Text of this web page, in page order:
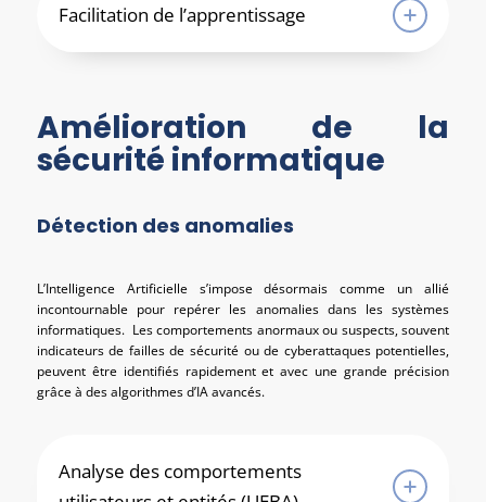
Facilitation de l’apprentissage
Amélioration de la
sécurité informatique
Détection des anomalies
L’Intelligence Artificielle s’impose désormais comme un allié
incontournable pour repérer les anomalies dans les systèmes
informatiques. Les comportements anormaux ou suspects, souvent
indicateurs de failles de sécurité ou de cyberattaques potentielles,
peuvent être identifiés rapidement et avec une grande précision
grâce à des algorithmes d’IA avancés.
Analyse des comportements